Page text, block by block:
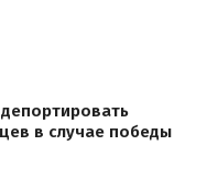
в случае победы